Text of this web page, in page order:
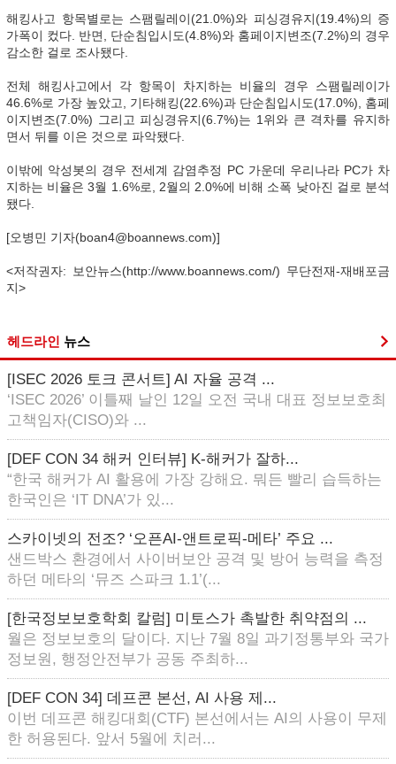
해킹사고 항목별로는 스팸릴레이(21.0%)와 피싱경유지(19.4%)의 증
가폭이 컸다. 반면, 단순침입시도(4.8%)와 홈페이지변조(7.2%)의 경우
감소한 걸로 조사됐다.
전체 해킹사고에서 각 항목이 차지하는 비율의 경우 스팸릴레이가
46.6%로 가장 높았고, 기타해킹(22.6%)과 단순침입시도(17.0%), 홈페
이지변조(7.0%) 그리고 피싱경유지(6.7%)는 1위와 큰 격차를 유지하
면서 뒤를 이은 것으로 파악됐다.
이밖에 악성봇의 경우 전세계 감염추정 PC 가운데 우리나라 PC가 차
지하는 비율은 3월 1.6%로, 2월의 2.0%에 비해 소폭 낮아진 걸로 분석
됐다.
[오병민 기자(boan4@boannews.com)]
<저작권자: 보안뉴스(http://www.boannews.com/) 무단전재-재배포금
지>
헤드라인 뉴스
[ISEC 2026 토크 콘서트] AI 자율 공격 ...
‘ISEC 2026’ 이틀째 날인 12일 오전 국내 대표 정보보호최
고책임자(CISO)와 ...
[DEF CON 34 해커 인터뷰] K-해커가 잘하...
“한국 해커가 AI 활용에 가장 강해요. 뭐든 빨리 습득하는
한국인은 ‘IT DNA’가 있...
스카이넷의 전조? ‘오픈AI-앤트로픽-메타’ 주요 ...
샌드박스 환경에서 사이버보안 공격 및 방어 능력을 측정
하던 메타의 ‘뮤즈 스파크 1.1’(...
[한국정보보호학회 칼럼] 미토스가 촉발한 취약점의 ...
월은 정보보호의 달이다. 지난 7월 8일 과기정통부와 국가
정보원, 행정안전부가 공동 주최하...
[DEF CON 34] 데프콘 본선, AI 사용 제...
이번 데프콘 해킹대회(CTF) 본선에서는 AI의 사용이 무제
한 허용된다. 앞서 5월에 치러...